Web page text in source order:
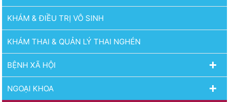
KHÁM & ĐIỀU TRỊ VÔ SINH
KHÁM THAI & QUẢN LÝ THAI NGHÉN
BỆNH XÃ HỘI
NGOẠI KHOA